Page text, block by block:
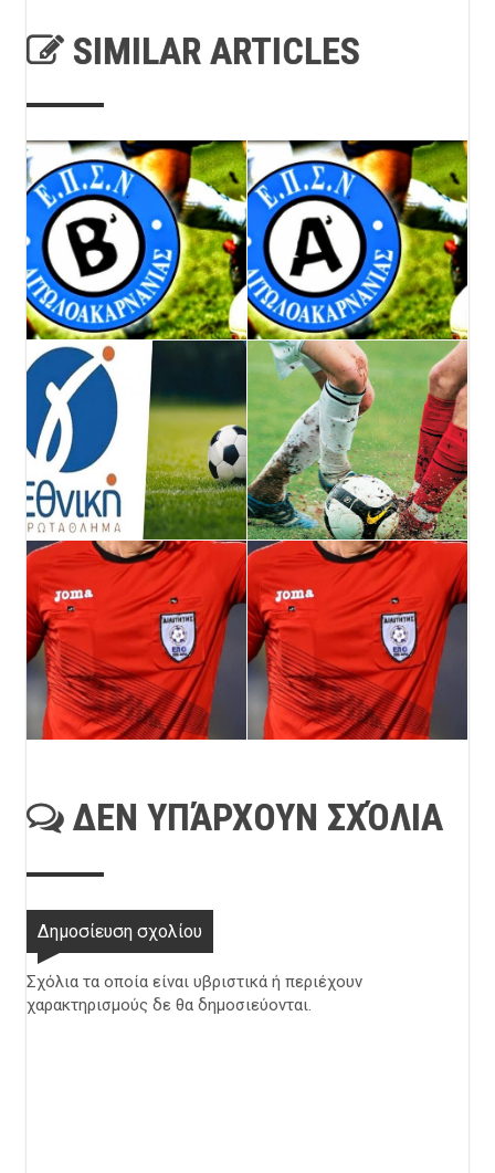
SIMILAR ARTICLES
ΔΕΝ ΥΠΆΡΧΟΥΝ ΣΧΌΛΙΑ
Δημοσίευση σχολίου
Σχόλια τα οποία είναι υβριστικά ή περιέχουν
χαρακτηρισμούς δε θα δημοσιεύονται.